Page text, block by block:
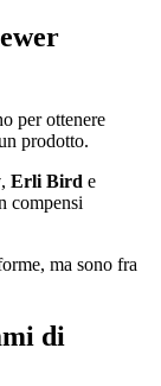
per ottenere
prodotto.
, Erli Bird e
compensi
ma sono fra
di